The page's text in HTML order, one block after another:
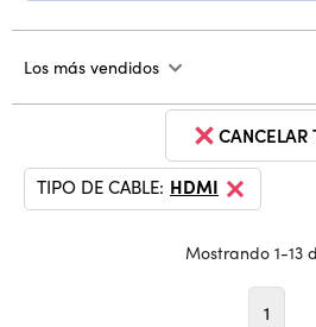
Los más vendidos
CANCELAR
TIPO DE CABLE: HDMI
Mostrando 1-13
1